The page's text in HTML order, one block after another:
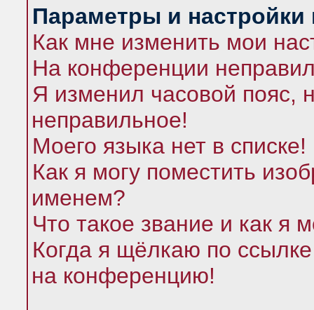
Параметры и настройки
Как мне изменить мои
На конференции
Я изменил часовой пояс,
неправильное!
Моего языка нет в списке!
Как я могу поместить
именем?
Что такое звание и как я
Когда я щёлкаю по
на конференцию!